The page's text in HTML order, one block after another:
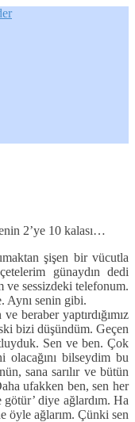
2’ye 10 kalası…
şişen bir vücutla
günaydın dedi
ve sessizdeki telefonum.
Aynı senin gibi.
beraber yaptırdığımız
bizi düşündüm. Geçen
Sen ve ben. Çok
bilseydim bu
sana sarılır ve bütün
ufakken ben, sen her
götür’ diye ağlardım. Ha
öyle ağlarım. Çünki sen